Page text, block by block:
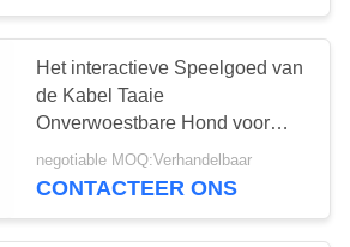
94
Het interactieve Speelgoed van
de Kabel Taaie
Onverwoestbare Hond voor
Middelgroot tot grote
Rassenpuppy
negotiable MOQ:Verhandelbaar
CONTACTEER ONS